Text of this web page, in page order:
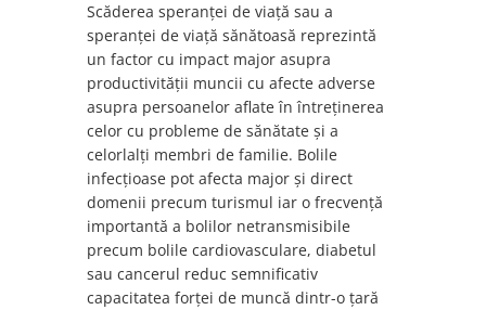
Scăderea speranței de viață sau a
speranței de viață sănătoasă reprezintă
un factor cu impact major asupra
productivității muncii cu afecte adverse
asupra persoanelor aflate în întreținerea
celor cu probleme de sănătate și a
celorlalți membri de familie. Bolile
infecțioase pot afecta major și direct
domenii precum turismul iar o frecvență
importantă a bolilor netransmisibile
precum bolile cardiovasculare, diabetul
sau cancerul reduc semnificativ
capacitatea forței de muncă dintr-o țară